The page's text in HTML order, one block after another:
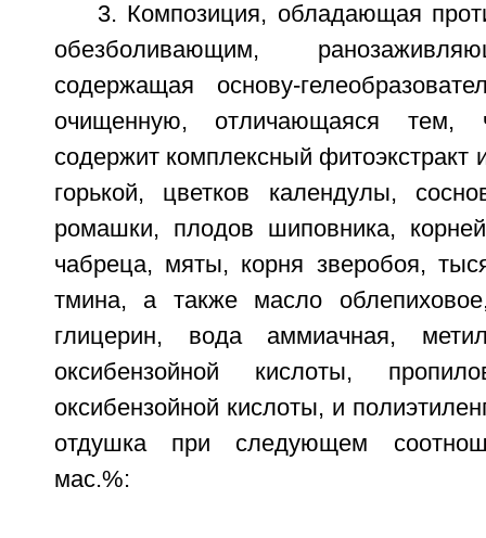
3. Композиция, обладающая
обезболивающим,
содержащая основу-
очищенную, отличающаяся тем,
содержит комплексный фитоэкстракт
горькой, цветков календулы,
ромашки, плодов шиповника,
чабреца, мяты, корня зверобоя,
тмина, а также масло
глицерин, вода аммиачная,
оксибензойной кислоты,
оксибензойной кислоты, и
отдушка при следующем
мас.%: